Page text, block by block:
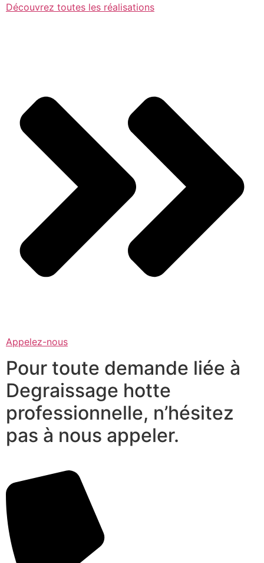
Découvrez toutes les réalisations
Appelez-nous
Pour toute demande liée à
Degraissage hotte
professionnelle, n’hésitez
pas à nous appeler.